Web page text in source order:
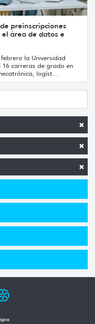
preinscripciones
área de datos e
la Universidad
16 carreras de grado en
logíst...